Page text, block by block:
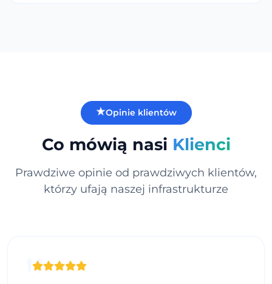
Opinie klientów
Co mówią nasi Klienci
Prawdziwe opinie od prawdziwych klientów,
którzy ufają naszej infrastrukturze